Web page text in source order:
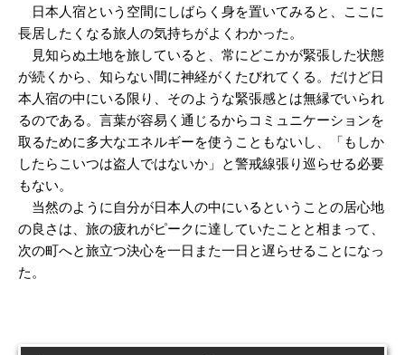
日本人宿という空間にしばらく身を置いてみると、ここに
長居したくなる旅人の気持ちがよくわかった。
見知らぬ土地を旅していると、常にどこかが緊張した状態
が続くから、知らない間に神経がくたびれてくる。だけど日
本人宿の中にいる限り、そのような緊張感とは無縁でいられ
るのである。言葉が容易く通じるからコミュニケーションを
取るために多大なエネルギーを使うこともないし、「もしか
したらこいつは盗人ではないか」と警戒線張り巡らせる必要
もない。
当然のように自分が日本人の中にいるということの居心地
の良さは、旅の疲れがピークに達していたことと相まって、
次の町へと旅立つ決心を一日また一日と遅らせることになっ
た。